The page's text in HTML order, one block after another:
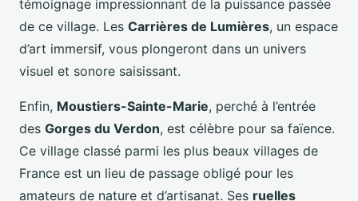
témoignage impressionnant de la puissance passée
de ce village. Les Carrières de Lumières, un espace
d’art immersif, vous plongeront dans un univers
visuel et sonore saisissant.
Enfin, Moustiers-Sainte-Marie, perché à l’entrée
des Gorges du Verdon, est célèbre pour sa faïence.
Ce village classé parmi les plus beaux villages de
France est un lieu de passage obligé pour les
amateurs de nature et d’artisanat. Ses ruelles